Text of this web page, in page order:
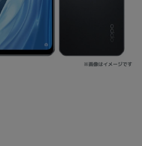
※画像はイメージです